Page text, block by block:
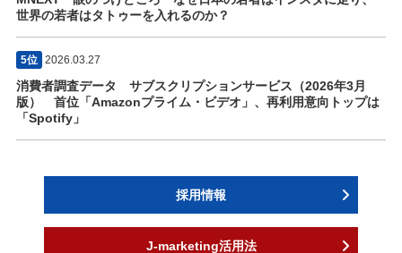
世界の若者はタトゥーを入れるのか？
5位 2026.03.27
消費者調査データ サブスクリプションサービス（2026年3月
版） 首位「Amazonプライム・ビデオ」、再利用意向トップは
「Spotify」
採用情報
J-marketing活用法